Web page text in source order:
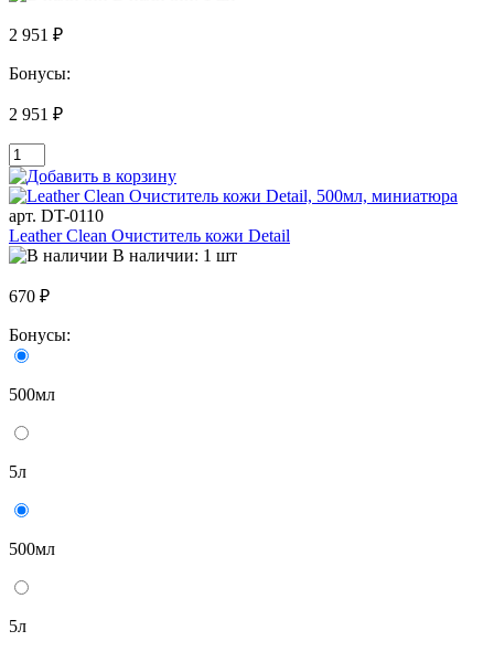
2 951 ₽
Бонусы:
2 951 ₽
арт. DT-0110
Leather Clean Очиститель кожи Detail
В наличии: 1 шт
670 ₽
Бонусы:
500мл
5л
500мл
5л